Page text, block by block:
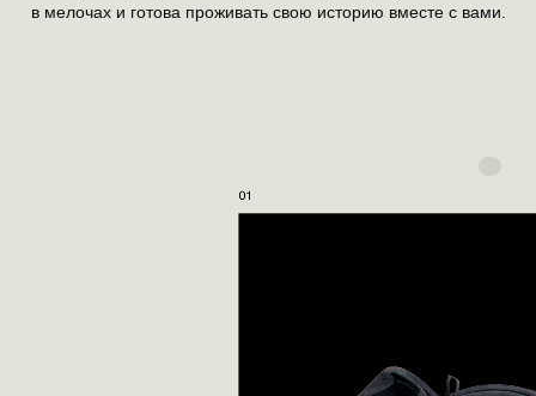
в мелочах и готова проживать свою историю вместе с вами.